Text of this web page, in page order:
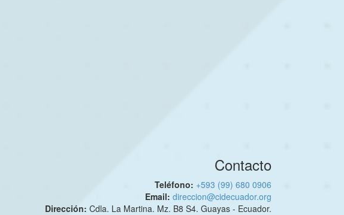
Contacto
Teléfono: +593 (99) 680 0906
Email: direccion@cidecuador.org
Dirección: Cdla. La Martina. Mz. B8 S4. Guayas - Ecuador.